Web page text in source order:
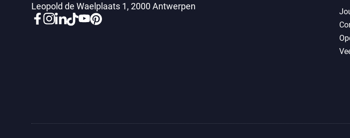
Leopold de Waelplaats 1, 2000 Antwerpen